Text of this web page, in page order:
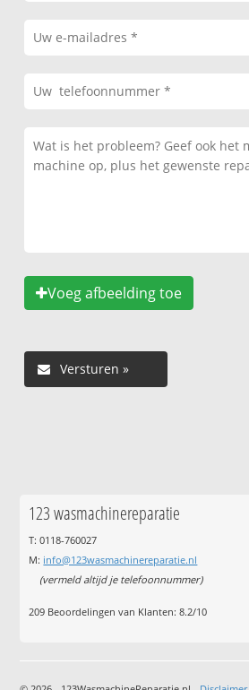
Voeg afbeelding toe
123 wasmachinereparatie
T: 0118-760027
M: info@123wasmachinereparatie.nl
(vermeld altijd je telefoonnummer)
209 Beoordelingen van Klanten:8.2/10